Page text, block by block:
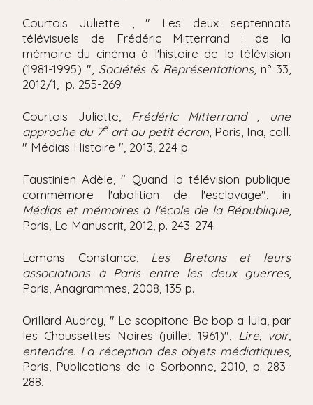
Courtois Juliette , " Les deux septennats
télévisuels de Frédéric Mitterrand : de la
mémoire du cinéma à l'histoire de la télévision
(1981-1995) ", Sociétés & Représentations, n° 33,
2012/1, p. 255-269.
Courtois Juliette,
Frédéric Mitterrand , une
approche du 7eart au petit écran , Paris, Ina, coll.
" Médias Histoire ", 2013, 224 p.
Faustinien Adèle, " Quand la télévision publique
commémore l'abolition de l'esclavage", in
Médias et mémoires à l'école de la République
Paris, Le Manuscrit, 2012, p. 243-274.
Lemans Constance, Les Bretons et leurs
associations à Paris entre les deux guerres,
Paris, Anagrammes, 2008, 135 p.
Orillard Audrey, " Le scopitone Be bop a lula, par
les Chaussettes Noires (juillet 1961)",
Lire, voir,
entendre. La réception des objets médiatiques,
Paris, Publications de la Sorbonne, 2010, p. 283-
288.